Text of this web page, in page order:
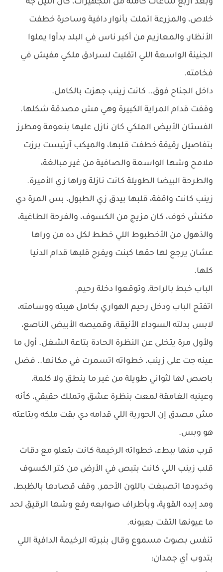
وبعد أربع ساعات كاملة من التجهيزات، كان الليل جه
خلاص، والمزرعة اتملت بأنوار دافية وساحرة خطفت
الأنظار، والمعازيم من أكبر ناس في البلد بدأوا يملوا
الجنينة الواسعة اللي اتقلبت لسرادق ملكي مفيش في
فخامته.
داخل الجناح فوق.. كانت زينب جهزت بالكامل.
وقفت قدام المراية الكبيرة وهي مش مصدقة شكلها.
الفستان الأبيض الملكي كان نازل عليها بنعومة ومطرز
بتفاصيل رقيقة خطفت قلبها، والميكب آرتيست برزت
ملامح وشها الواسعة والصافية من غير مبالغة،
والطرحة البيضا الطويلة كانت نازلة وراها زي الأميرة.
زينب كانت واقفة، قلبها بيدق زي الطبول، بس المرة دي
مكنش خوف، كان مزيج من الكسوف، والفرحة الطاغية،
والذهول من الأخطبوط اللي خطط لكل ده من وراها
عشان يرجع لها حقها كبنت ويفرح قلبها قدام الدنيا
كلها.
الباب خبط بالراحة، وتوقعوا دخلة رحيم.
اتفتح الباب ودخل رحيم الهواري بكامل هيبته ووسامته،
لابس بدلته السوداء الأنيقة، وقميصه الأبيض الناصع،
ولأول مرة يتخلى عن النظرة الحادة بتاعة الشغل. أول ما
عينه جت على زينب، خطواته اتسمرت في مكانها.. فضل
باصص لها لثواني طويلة من غير ما ينطق ولا كلمة،
وعينيه الغامقة لمعت بنظرة عشق وتملك حقيقي، كأنه
مش مصدق إن الحورية اللي قدامه دي بقت ملكه وبتاعته
هو وبس.
قرب منها ببطء، خطواته الرخيمة كانت بتعلو مع دقات
قلب زينب اللي كانت بتبص في الأرض من كتر الكسوف
وخدودها اتصبغت باللون الأحمر. وقف قصادها بالظبط،
ومد إيده القوية، وبأطراف صوابعه رفع وشها الرقيق لحد
ما عيونها التقت بعيونه.
تنفس بصوت مسموع وقال بنبرته الرخيمة الدافية اللي
بتدوب أي جمدان: